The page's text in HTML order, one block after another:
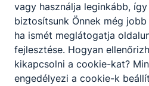
2026. jún. 3.
Tenisz Diákolimpia (2026
vagy használja leginkább,
biztosítsunk Önnek még
ha ismét meglátogatja
fejlesztése. Hogyan
kikapcsolni a cookie-kat?
engedélyezi a cookie-k